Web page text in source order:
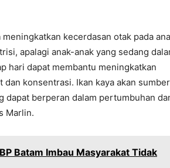
kecerdasan otak pada
apalagi anak-anak yang sedang
hari dapat membantu meningkatkan
konsentrasi. Ikan kaya akan sumber
dapat berperan dalam pertumbuhan
Marlin.
Batam Imbau Masyarakat Tidak